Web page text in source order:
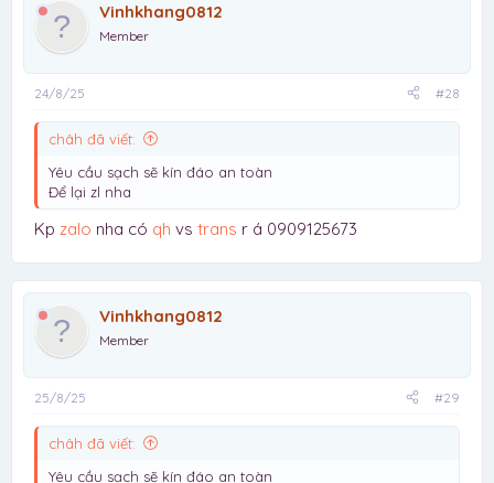
Vinhkhang0812
Member
24/8/25 #28
châh đã viết:
Yêu cầu sạch sẽ kín đáo an toàn
Để lại zl nha
Kp zalo nha có qh vs trans r á 0909125673
Vinhkhang0812
Member
25/8/25 #29
châh đã viết:
Yêu cầu sạch sẽ kín đáo an toàn